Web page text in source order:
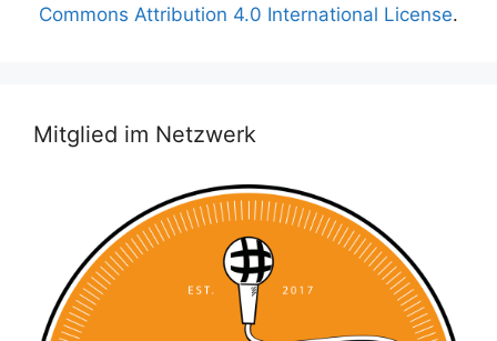
Commons Attribution 4.0 International License.
Mitglied im Netzwerk